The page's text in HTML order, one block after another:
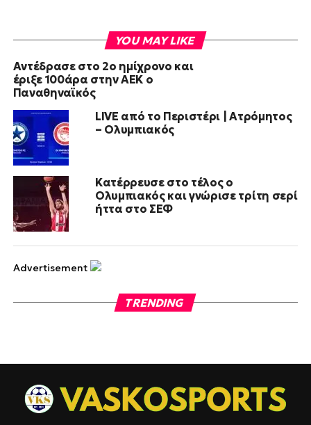
YOU MAY LIKE
Αντέδρασε στο 2ο ημίχρονο και
έριξε 100άρα στην ΑΕΚ ο
Παναθηναϊκός
LIVE από το Περιστέρι | Ατρόμητος
– Ολυμπιακός
Κατέρρευσε στο τέλος ο
Ολυμπιακός και γνώρισε τρίτη σερί
ήττα στο ΣΕΦ
Advertisement
TRENDING